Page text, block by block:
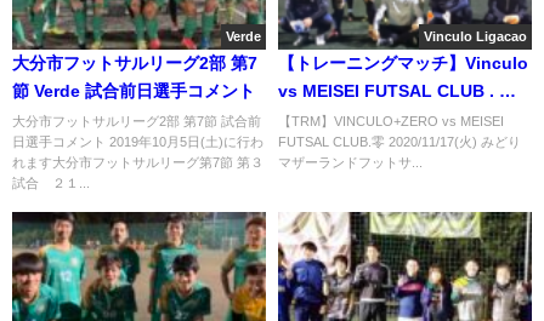
Verde
大分市フットサルリーグ2部 第7
節 Verde 試合前日選手コメント
大分市フットサルリーグ2部 第7節 試合前
日選手コメント 2019年10月5日(土)に行わ
れます大分市フットサルリーグ第7節 第３
試合 ２１...
Vinculo Ligacao
【トレーニングマッチ】Vinculo
vs MEISEI FUTSAL CLUB . 零
さん 2020/11/17(火)
【TRM】VINCULO+ZERO vs MEISEI
FUTSAL CLUB.零 2020/11/17(火) みどり
マザーランドフットサ...